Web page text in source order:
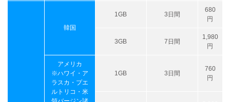
韓国
1GB 3日間
680
円
3GB 7日間
1,980
円
アメリカ
※ハワイ・ア
ラスカ・プエ
ルトリコ・米
1GB 3日間
760
円